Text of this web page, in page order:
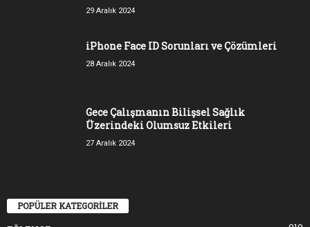
29 Aralık 2024
iPhone Face ID Sorunları ve Çözümleri
28 Aralık 2024
Gece Çalışmanın Bilişsel Sağlık
Üzerindeki Olumsuz Etkileri
27 Aralık 2024
POPÜLER KATEGORİLER